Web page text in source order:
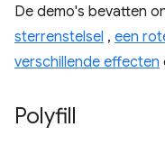
De demo's bevatten
sterrenstelsel , een
verschillende effecten
Polyfill